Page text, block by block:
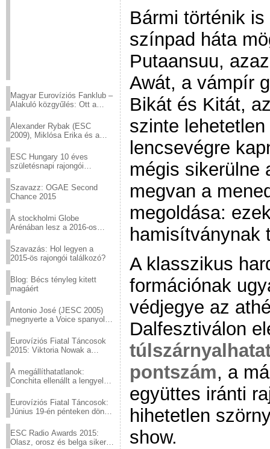
Magyar Eurovíziós Fanklub –
Alakuló közgyűlés: Ott a
Alexander Rybak (ESC
2009), Miklósa Erika és a
sztárjai a Margitszigeten
ESC Hungary 10 éves
születésnapi rajongói
Szavazz: OGAE Second
Chance 2015
A stockholmi Globe
Arénában lesz a 2016-os
Szavazás: Hol legyen a
2015-ös rajongói találkozó?
Blog: Bécs tényleg kitett
magáért
Antonio José (JESC 2005)
megnyerte a Voice spanyol
Eurovíziós Fiatal Táncosok
2015: Viktoria Nowak a
A megállíthatatlanok:
Conchita ellenállt a lengyel
Eurovíziós Fiatal Táncosok:
Június 19-én pénteken döntő
ESC Radio Awards 2015:
Olasz, orosz és belga siker,
Bármi történik
színpad háta
Putaansuu,
Awát, a vámpír
Bikát és Kitát,
szinte
lencsevégre
mégis sikerülne
megvan a
megoldása:
hamisítványnak
A klasszikus
formációnak
védjegye az
Dalfesztiválon
pontszám, a
együttes iránti
hihetetlen
show.